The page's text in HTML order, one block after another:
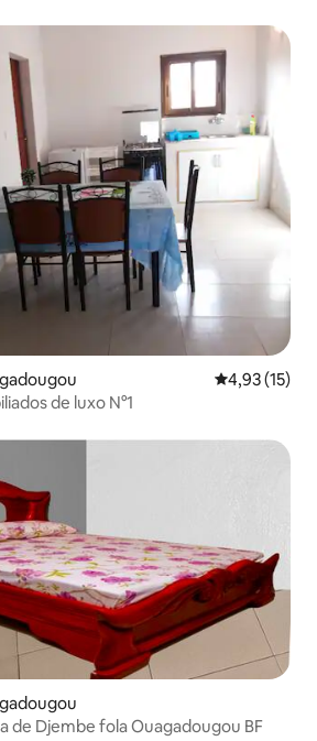
4,93 de uma
4,93 (15)
de luxo N°1
de Djembe fola Ouagadougou BF